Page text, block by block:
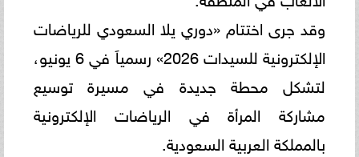
وقد جرى اختتام «دوري يلا السعودي للرياضات
الإلكترونية للسيدات 2026» رسمياَ في 6 يونيو،
لتشكل محطة جديدة في مسيرة توسيع
مشاركة المرأة في الرياضات الإلكترونية
بالمملكة العربية السعودية.